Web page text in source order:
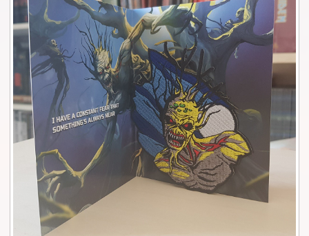
Φιγούρες
Μπλουζάκια
Καρφίτσες
Καρτ ποστάλ
Πένες
Αυτοκόλλητα
Τηλεκάρτες
Αφίσες